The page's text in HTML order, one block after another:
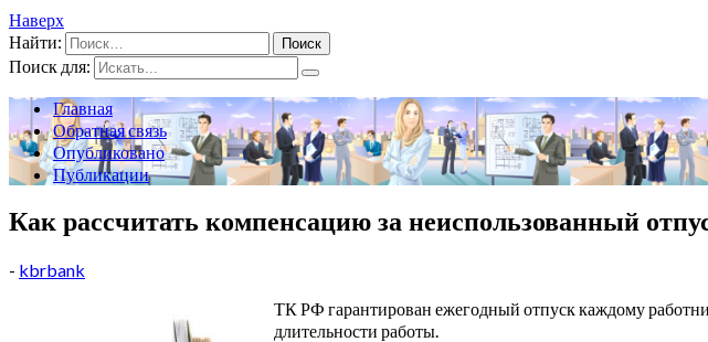
Наверх
Найти:
Поиск для:
Главная
Обратная связь
Опубликовано
Публикации
Как рассчитать компенсацию за неиспользованный
- kbrbank
ТК РФ гарантирован ежегодный отпуск каждому
длительности работы.